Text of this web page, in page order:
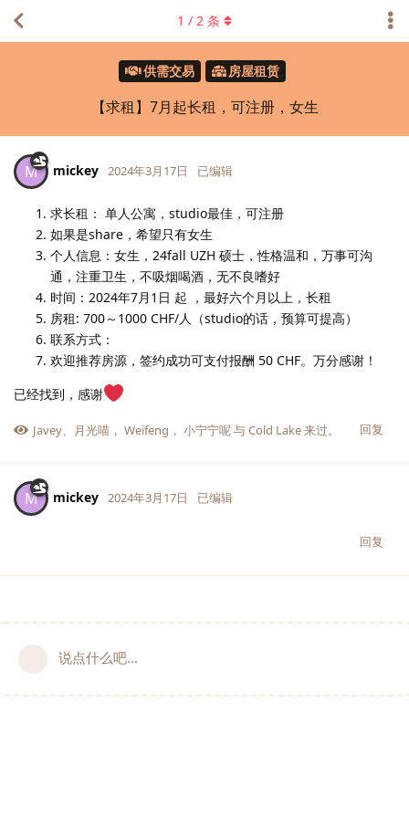
供需交易 房屋租赁
【求租】7月起长租，可注册，女生
1 / 2 条
M mickey 2024年3月17日 已编辑
求长租： 单人公寓，studio最佳，可注册
如果是share，希望只有女生
个人信息：女生，24fall UZH 硕士，性格温和，万事可沟
通，注重卫生，不吸烟喝酒，无不良嗜好
时间：2024年7月1日 起 ，最好六个月以上，长租
房租: 700～1000 CHF/人（studio的话，预算可提高）
联系方式：
欢迎推荐房源，签约成功可支付报酬 50 CHF。万分感谢！
已经找到，感谢
回复
Javey、 月光喵 ， Weifeng ， 小宁宁呢与Cold Lake来过。
M mickey 2024年3月17日 已编辑
回复
说点什么吧...